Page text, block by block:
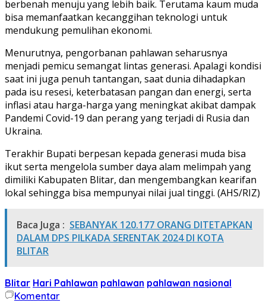
berbenah menuju yang lebih baik. Terutama kaum muda
bisa memanfaatkan kecanggihan teknologi untuk
mendukung pemulihan ekonomi.
Menurutnya, pengorbanan pahlawan seharusnya
menjadi pemicu semangat lintas generasi. Apalagi kondisi
saat ini juga penuh tantangan, saat dunia dihadapkan
pada isu resesi, keterbatasan pangan dan energi, serta
inflasi atau harga-harga yang meningkat akibat dampak
Pandemi Covid-19 dan perang yang terjadi di Rusia dan
Ukraina.
Terakhir Bupati berpesan kepada generasi muda bisa
ikut serta mengelola sumber daya alam melimpah yang
dimiliki Kabupaten Blitar, dan mengembangkan kearifan
lokal sehingga bisa mempunyai nilai jual tinggi. (AHS/RIZ)
Baca Juga : SEBANYAK 120.177 ORANG DITETAPKAN
DALAM DPS PILKADA SERENTAK 2024 DI KOTA
BLITAR
Blitar Hari Pahlawan pahlawan pahlawan nasional
Komentar